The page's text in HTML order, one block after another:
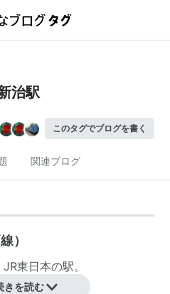
治駅
このタグでブログを書く
関連ブログ
）
JR東日本の駅。
きを読む